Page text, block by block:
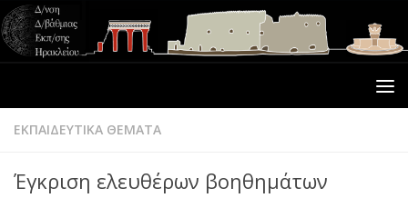
ΕΚΠΑΙΔΕΥΤΙΚΑ ΘΕΜΑΤΑ
Έγκριση ελευθέρων βοηθημάτων